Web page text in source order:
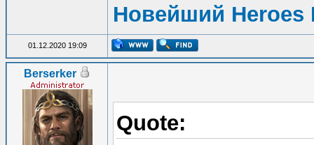
Новейший Heroes
01.12.2020 19:09
Berserker
Quote: